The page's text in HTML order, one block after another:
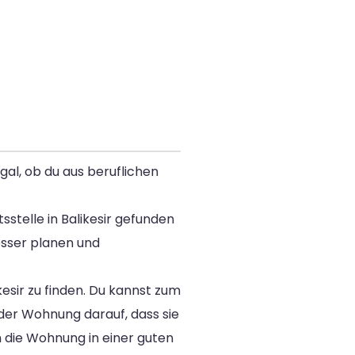
ob du aus beruflichen
in Balikesir gefunden
planen und
zu finden. Du kannst zum
Wohnung darauf, dass sie
Wohnung in einer guten